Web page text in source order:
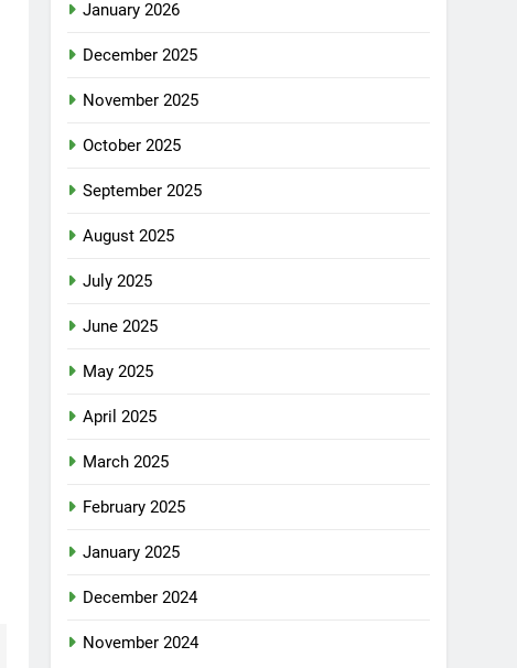
January 2026
December 2025
November 2025
October 2025
September 2025
August 2025
July 2025
June 2025
May 2025
April 2025
March 2025
February 2025
January 2025
December 2024
November 2024